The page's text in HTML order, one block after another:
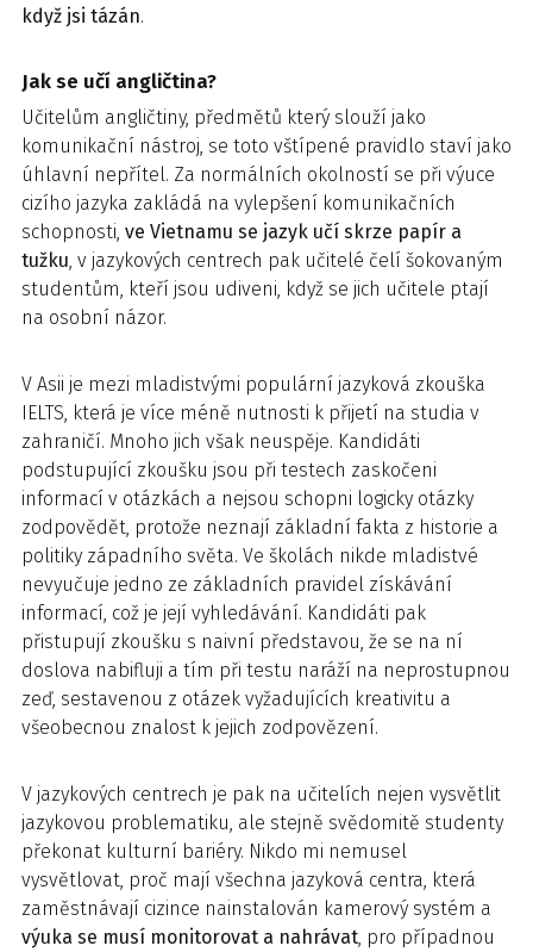
když jsi tázán.
Jak se učí angličtina?
Učitelům angličtiny, předmětů který slouží jako
komunikační nástroj, se toto vštípené pravidlo staví jako
úhlavní nepřítel. Za normálních okolností se při výuce
cizího jazyka zakládá na vylepšení komunikačních
schopnosti, ve Vietnamu se jazyk učí skrze papír a
tužku, v jazykových centrech pak učitelé čelí šokovaným
studentům, kteří jsou udiveni, když se jich učitele ptají
na osobní názor.
V Asii je mezi mladistvými populární jazyková zkouška
IELTS, která je více méně nutnosti k přijetí na studia v
zahraničí. Mnoho jich však neuspěje. Kandidáti
podstupující zkoušku jsou při testech zaskočeni
informací v otázkách a nejsou schopni logicky otázky
zodpovědět, protože neznají základní fakta z historie a
politiky západního světa. Ve školách nikde mladistvé
nevyučuje jedno ze základních pravidel získávání
informací, což je její vyhledávání. Kandidáti pak
přistupují zkoušku s naivní představou, že se na ní
doslova nabifluji a tím při testu naráží na neprostupnou
zeď, sestavenou z otázek vyžadujících kreativitu a
všeobecnou znalost k jejich zodpovězení.
V jazykových centrech je pak na učitelích nejen vysvětlit
jazykovou problematiku, ale stejně svědomitě studenty
překonat kulturní bariéry. Nikdo mi nemusel
vysvětlovat, proč mají všechna jazyková centra, která
zaměstnávají cizince nainstalován kamerový systém a
výuka se musí monitorovat a nahrávat, pro případnou